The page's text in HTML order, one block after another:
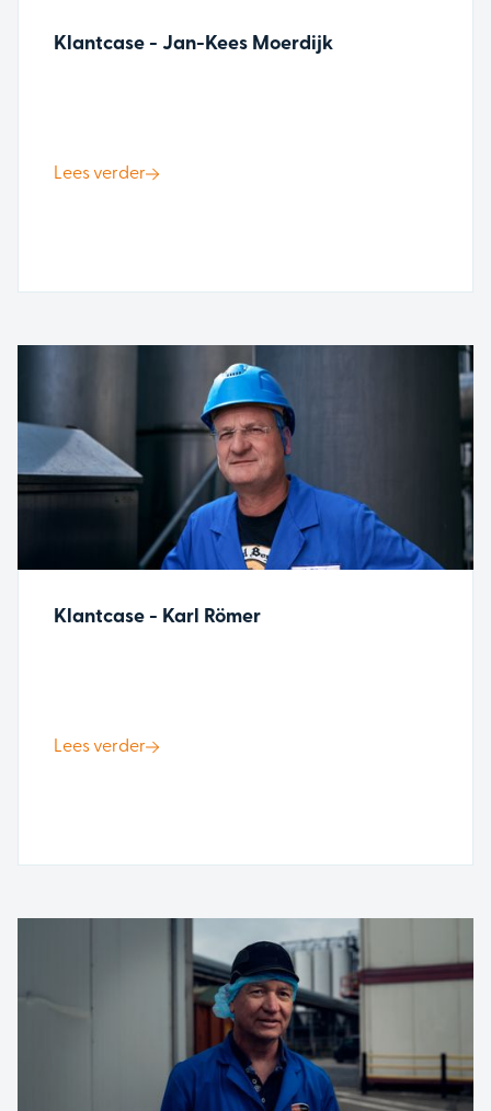
Klantcase - Jan-Kees Moerdijk
Lees verder
Klantcase - Karl Römer
Lees verder